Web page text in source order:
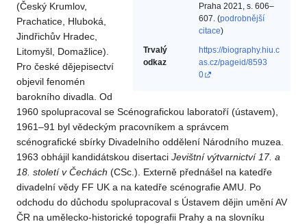
Praha 2021, s. 606–
607. (podrobnější
citace)
Trvalý
odkaz
https://biography.hiu.c
as.cz/pageid/8593
0
(Český Krumlov,
Prachatice, Hluboká,
Jindřichův Hradec,
Litomyšl, Domažlice).
Pro české dějepisectví
objevil fenomén
barokního divadla. Od
1960 spolupracoval se Scénografickou laboratoří (ústavem),
1961–91 byl vědeckým pracovníkem a správcem
scénografické sbírky Divadelního oddělení Národního muzea.
1963 obhájil kandidátskou disertaci Jevištní výtvarnictví 17. a
18. století v Čechách (CSc.). Externě přednášel na katedře
divadelní vědy FF UK a na katedře scénografie AMU. Po
odchodu do důchodu spolupracoval s Ústavem dějin umění AV
ČR na umělecko-historické topografii Prahy a na slovníku